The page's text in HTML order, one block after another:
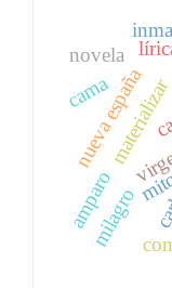
milagro
nueva españa
cama
novela
amparo